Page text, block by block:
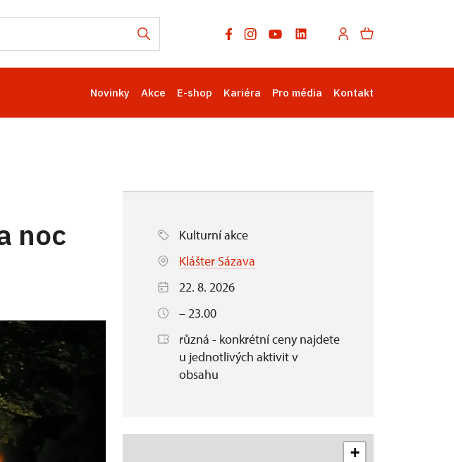
Novinky Akce E-shop Kariéra Pro média Kontakt
noc
Kulturní akce
Klášter Sázava
22. 8. 2026
– 23.00
různá - konkrétní ceny najdete
u jednotlivých aktivit v
obsahu
+